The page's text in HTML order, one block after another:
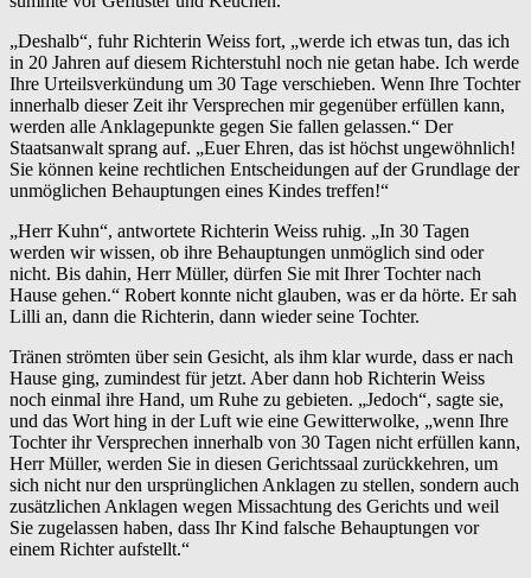
„Deshalb“, fuhr Richterin Weiss fort, „werde ich etwas tun, das ich
in 20 Jahren auf diesem Richterstuhl noch nie getan habe. Ich werde
Ihre Urteilsverkündung um 30 Tage verschieben. Wenn Ihre Tochter
innerhalb dieser Zeit ihr Versprechen mir gegenüber erfüllen kann,
werden alle Anklagepunkte gegen Sie fallen gelassen.“ Der
Staatsanwalt sprang auf. „Euer Ehren, das ist höchst ungewöhnlich!
Sie können keine rechtlichen Entscheidungen auf der Grundlage der
unmöglichen Behauptungen eines Kindes treffen!“
„Herr Kuhn“, antwortete Richterin Weiss ruhig. „In 30 Tagen
werden wir wissen, ob ihre Behauptungen unmöglich sind oder
nicht. Bis dahin, Herr Müller, dürfen Sie mit Ihrer Tochter nach
Hause gehen.“ Robert konnte nicht glauben, was er da hörte. Er sah
Lilli an, dann die Richterin, dann wieder seine Tochter.
Tränen strömten über sein Gesicht, als ihm klar wurde, dass er nach
Hause ging, zumindest für jetzt. Aber dann hob Richterin Weiss
noch einmal ihre Hand, um Ruhe zu gebieten. „Jedoch“, sagte sie,
und das Wort hing in der Luft wie eine Gewitterwolke, „wenn Ihre
Tochter ihr Versprechen innerhalb von 30 Tagen nicht erfüllen kann,
Herr Müller, werden Sie in diesen Gerichtssaal zurückkehren, um
sich nicht nur den ursprünglichen Anklagen zu stellen, sondern auch
zusätzlichen Anklagen wegen Missachtung des Gerichts und weil
Sie zugelassen haben, dass Ihr Kind falsche Behauptungen vor
einem Richter aufstellt.“